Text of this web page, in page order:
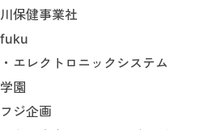
保健事業社
エレクトロニックシステム
園
ジ企画